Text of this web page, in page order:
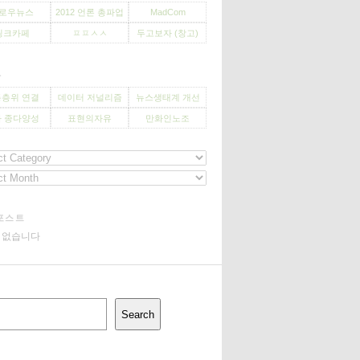
우뉴스 2012 언론 총파업 MadCom
크카페 ㅍㅍㅅㅅ 두고보자 (창고)
위 연결 데이터 저널리즘 뉴스생태계 개선
종다양성 표현의자유 만화인노조
스트
없습니다
Search